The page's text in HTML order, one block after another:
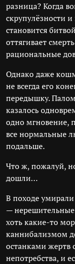
разница? Когда
скрупулёзности
становится
оттягивает
рациональные
Однако даже
не всегда его
передышку.
казалось
одно мгновение,
все нормальные
подальше.
Что ж, пожалуй,
дошли…
В походе
—
хоть какие-то
каннибализмом
останками жертв
непотребства, и